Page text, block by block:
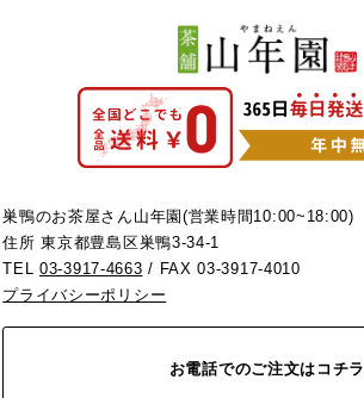
巣鴨のお茶屋さん山年園(営業時間10:00~18:00)
住所 東京都豊島区巣鴨3-34-1
TEL03-3917-4663 / FAX 03-3917-4010
プライバシーポリシー
お電話でのご注文はコチラ